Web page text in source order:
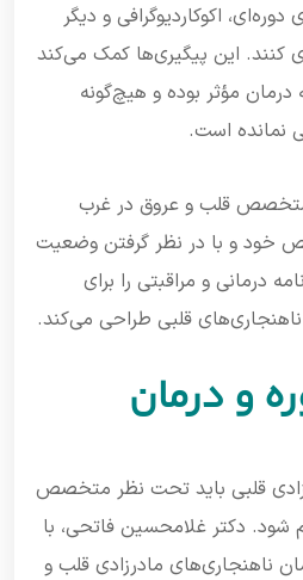
اکوکاردیوگرافی و دیگر
این پیگیری‌ها کمک می‌کند
مؤثر بوده و هیچ‌گونه
نمانده است.
قلب و عروق در غرب
خود و با در نظر گرفتن وضعیت
درمانی و مراقبتی را برای
ناهنجاری‌های قلبی طراحی می‌کند.
و درمان
قلبی باید تحت نظر متخصص
شود. دکتر غلامحسین فاتحی، با
ناهنجاری‌های مادرزادی قلب و